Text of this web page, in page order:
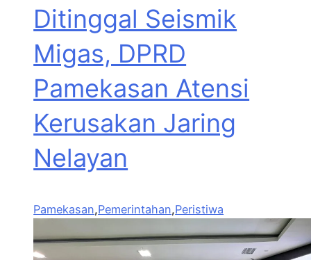
Ditinggal Seismik
Migas, DPRD
Pamekasan Atensi
Kerusakan Jaring
Nelayan
Pamekasan,Pemerintahan,Peristiwa